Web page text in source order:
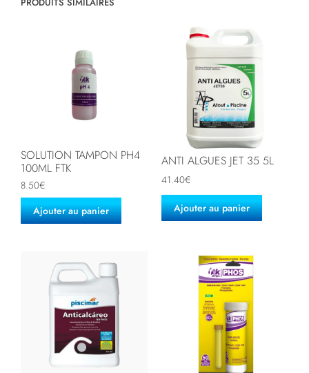
SOLUTION TAMPON PH4
100ML FTK
8.50€
Ajouter au panier
ANTI ALGUES JET 35 5L
41.40€
Ajouter au panier